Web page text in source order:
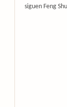
siguen Feng